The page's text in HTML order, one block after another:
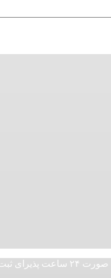
فروشگاه اینترنتی